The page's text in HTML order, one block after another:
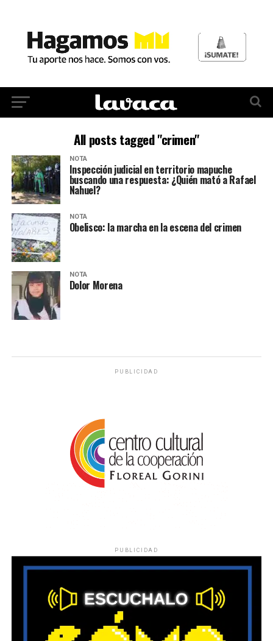
All posts tagged "crimen"
NOTA
Inspección judicial en territorio mapuche
buscando una respuesta: ¿Quién mató a Rafael
Nahuel?
NOTA
Obelisco: la marcha en la escena del crimen
NOTA
Dolor Morena
PUBLICIDAD
PUBLICIDAD